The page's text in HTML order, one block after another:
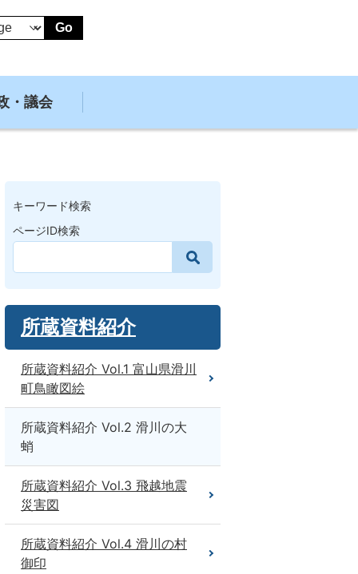
Go
・議会
キーワード検索
ページID検索
所蔵資料紹介
所蔵資料紹介 Vol.1 富山県滑川
町鳥瞰図絵
所蔵資料紹介 Vol.2 滑川の大
蛸
所蔵資料紹介 Vol.3 飛越地震
災害図
所蔵資料紹介 Vol.4 滑川の村
御印